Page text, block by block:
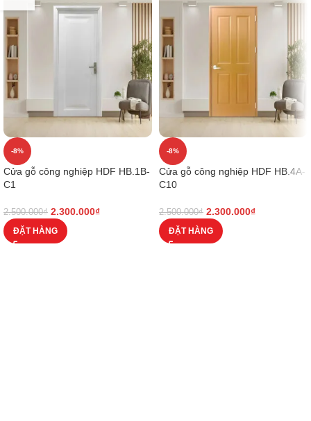
-8%
Cửa gỗ công nghiệp HDF HB.1B-
C1
2.500.000₫ 2.300.000₫
ĐẶT HÀNG
-8%
Cửa gỗ công nghiệp HDF HB.4A-
C10
2.500.000₫ 2.300.000₫
ĐẶT HÀNG